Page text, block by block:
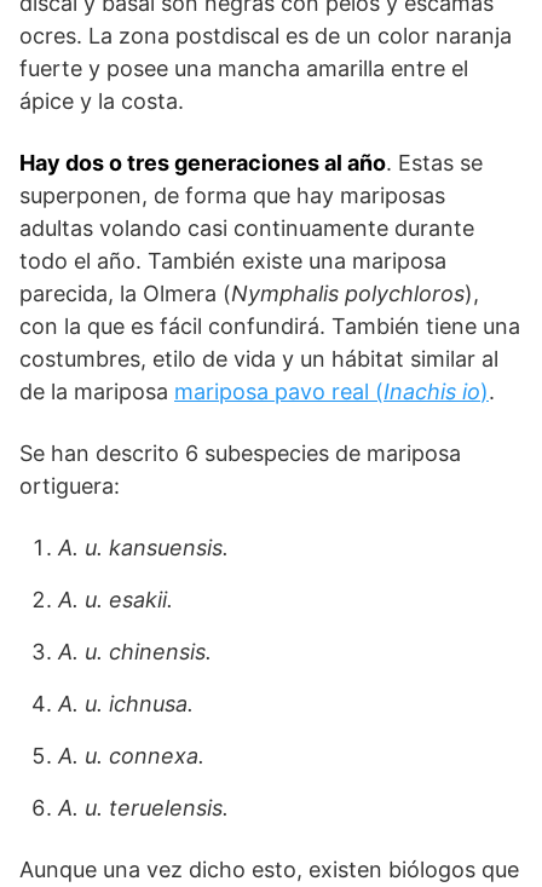
ocres. La zona postdiscal es de un color naranja
fuerte y posee una mancha amarilla entre el
ápice y la costa.
Hay dos o tres generaciones al año. Estas se
superponen, de forma que hay mariposas
adultas volando casi continuamente durante
todo el año. También existe una mariposa
parecida, la Olmera (Nymphalis polychloros),
con la que es fácil confundirá. También tiene una
costumbres, etilo de vida y un hábitat similar al
de la mariposa mariposa pavo real (Inachis io).
Se han descrito 6 subespecies de mariposa
ortiguera:
A. u. kansuensis.
A. u. esakii.
A. u. chinensis.
A. u. ichnusa.
A. u. connexa.
A. u. teruelensis.
Aunque una vez dicho esto, existen biólogos que